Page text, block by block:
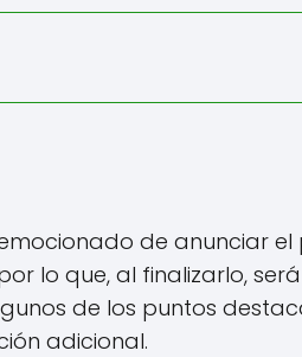
de anunciar el
lo que, al finalizarlo,
de los puntos
adicional.